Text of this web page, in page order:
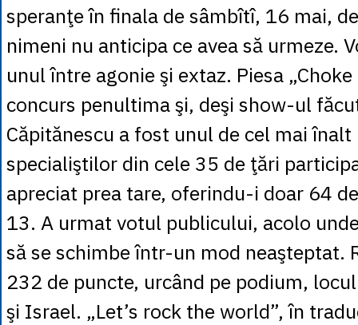
1 RUB= 0.0530
1 SEK = 0.4526
1 TRY= 0.1141
1 UAH = 0.1048
1 XDR= 5.9383
1 ZAR = 0.2318
speranţe în finala de sâmbîtî, 16 mai,
nimeni nu anticipa ce avea să urmeze.
unul între agonie şi extaz. Piesa
concurs penultima şi, deşi show-ul
Căpitănescu a fost unul de cel mai
specialiştilor din cele 35 de ţări
apreciat prea tare, oferindu-i doar 64
13. A urmat votul publicului, acolo
să se schimbe într-un mod neaşteptat.
232 de puncte, urcând pe podium,
şi Israel. „Let’s rock the world”, în